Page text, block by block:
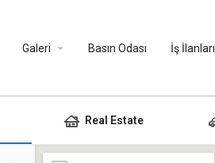
Galeri Basın Odası İş İlanları
Real Estate